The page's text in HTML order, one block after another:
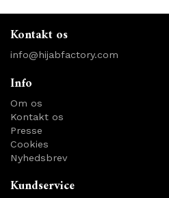
Kontakt os
info@hijabfactory.com
Info
Om os
Kontakt os
Presse
Cookies
Nyhedsbrev
Kundservice